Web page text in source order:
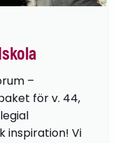
–
för v. 44,
inspiration! Vi